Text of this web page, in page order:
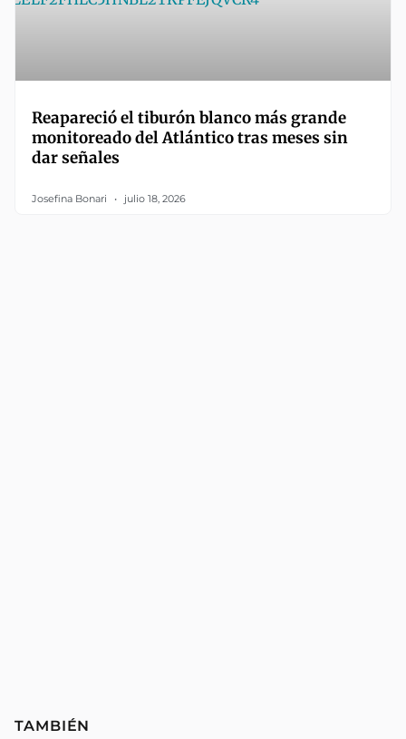
Reapareció el tiburón blanco más grande
monitoreado del Atlántico tras meses sin
dar señales
Josefina Bonari julio 18, 2026
TAMBIÉN